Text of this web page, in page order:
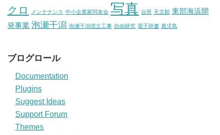
クロ
メンテナンス 中小企業家同友会 写真 台所 天文館 東部海浜開
発事業 泡瀬干潟 泡瀬干潟埋立工事 自由研究 電子辞書 鹿児島
ブログロール
Documentation
Plugins
Suggest Ideas
Support Forum
Themes